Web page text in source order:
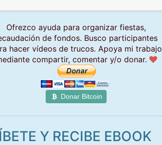
Ofrezco ayuda para organizar fiestas,
de fondos. Busco participantes
hacer vídeos de trucos. Apoya mi trabajo
compartir, comentar y/o donar.
Donar Bitcoin
Y RECIBE EBOOK